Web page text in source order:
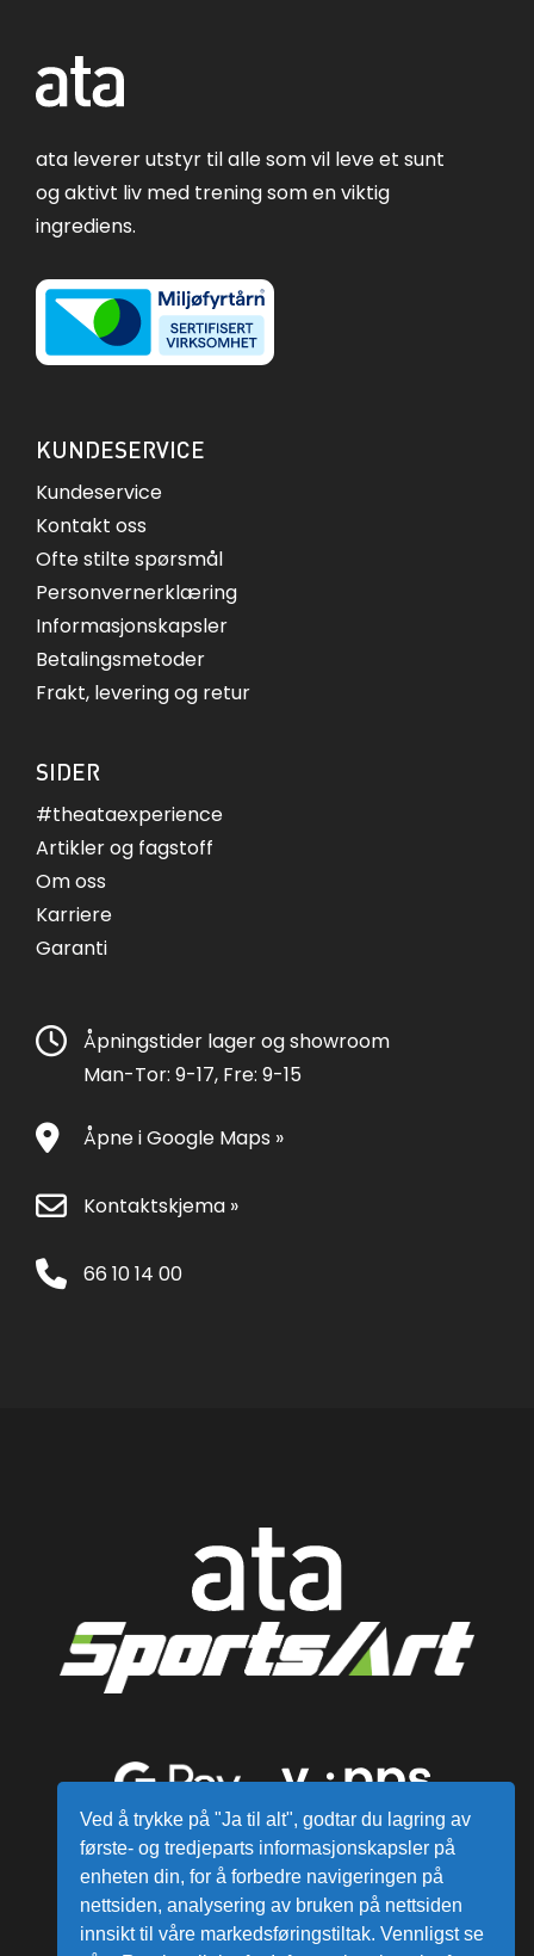
ata leverer utstyr til alle som vil leve et sunt
og aktivt liv med trening som en viktig
ingrediens.
KUNDESERVICE
Kundeservice
Kontakt oss
Ofte stilte spørsmål
Personvernerklæring
Informasjonskapsler
Betalingsmetoder
Frakt, levering og retur
SIDER
#theataexperience
Artikler og fagstoff
Om oss
Karriere
Garanti
Åpningstider lager og showroom
Man-Tor: 9-17, Fre: 9-15
Åpne i Google Maps »
Kontaktskjema »
66 10 14 00
Ved å trykke på "Ja til alt", godtar du lagring av
første- og tredjeparts informasjonskapsler på
enheten din, for å forbedre navigeringen på
nettsiden, analysering av bruken på nettsiden
innsikt til våre markedsføringstiltak. Vennligst se